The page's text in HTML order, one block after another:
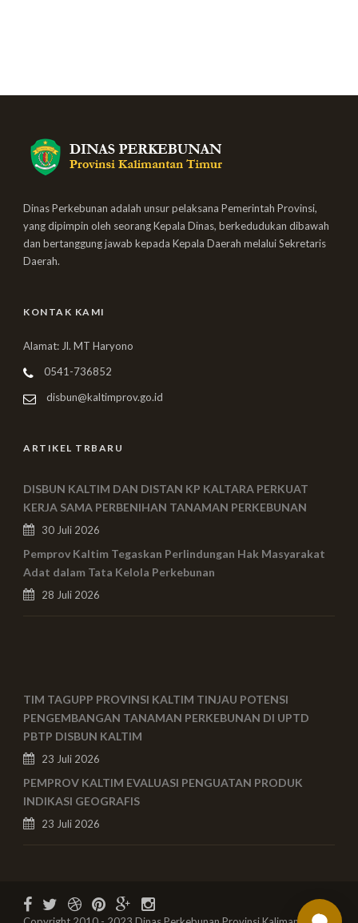
Dinas Perkebunan adalah unsur pelaksana Pemerintah Provinsi,
yang dipimpin oleh seorang Kepala Dinas, berkedudukan dibawah
dan bertanggung jawab kepada Kepala Daerah melalui Sekretaris
Daerah.
KONTAK KAMI
Alamat: Jl. MT Haryono
0541-736852
disbun@kaltimprov.go.id
ARTIKEL TRBARU
DISBUN KALTIM DAN DISTAN KP KALTARA PERKUAT
KERJA SAMA PERBENIHAN TANAMAN PERKEBUNAN
30 Juli 2026
Pemprov Kaltim Tegaskan Perlindungan Hak Masyarakat
Adat dalam Tata Kelola Perkebunan
28 Juli 2026
TIM TAGUPP PROVINSI KALTIM TINJAU POTENSI
PENGEMBANGAN TANAMAN PERKEBUNAN DI UPTD
PBTP DISBUN KALTIM
23 Juli 2026
PEMPROV KALTIM EVALUASI PENGUATAN PRODUK
INDIKASI GEOGRAFIS
23 Juli 2026